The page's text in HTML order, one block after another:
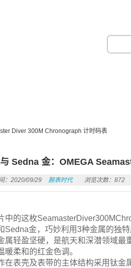
Diver 300M Chronograph 计时码表
Sedna 金：OMEGA
：2020/09/29 腕表时代 浏览次数：872
中的这枚
Sedna金，巧妙利用3种金属的独
属轻盈坚硬，是航天和深潜领域最
暖柔和的红金色调。
在表壳及表带的主体结构采用钛金